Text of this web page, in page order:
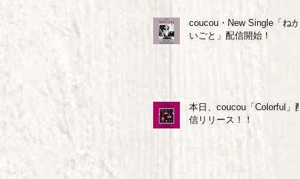
coucou・New Single「ねが
いごと」配信開始！
本日、coucou「Colorful」配
信リリース！！